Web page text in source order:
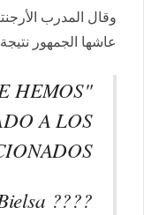
وقال المدرب
عاشها الجمهور
HEMOS
A LOS